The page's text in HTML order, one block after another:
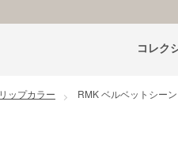
コレク
リップカラー RMK ベルベットシー